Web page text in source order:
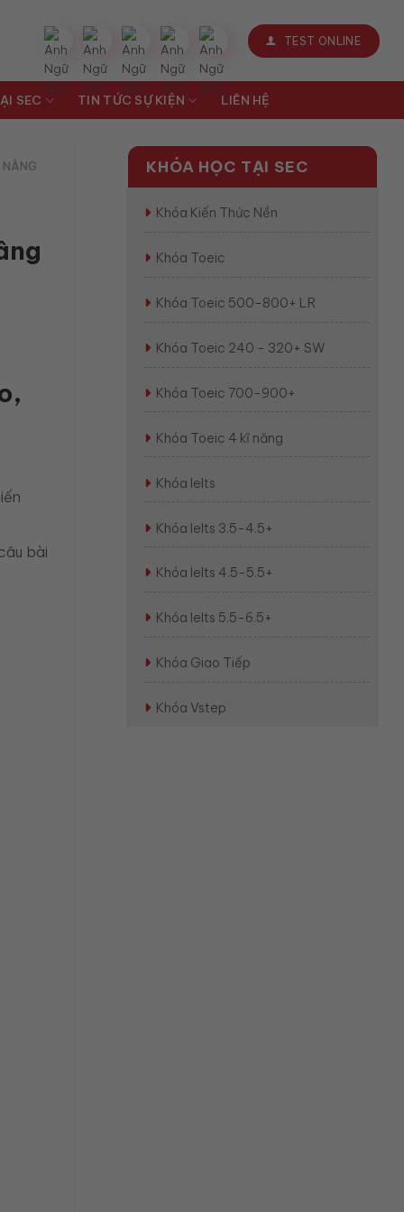
TEST ONLINE
SEC TIN TỨC SỰ KIỆN LIÊN HỆ
bài
KHÓA HỌC TẠI SEC
Khóa Kiến Thức Nền
Khóa Toeic
Khóa Toeic 500-800+ LR
Khóa Toeic 240 - 320+ SW
Khóa Toeic 700-900+
Khóa Toeic 4 kĩ năng
Khóa Ielts
Khóa Ielts 3.5-4.5+
Khóa Ielts 4.5-5.5+
Khóa Ielts 5.5-6.5+
Khóa Giao Tiếp
Khóa Vstep